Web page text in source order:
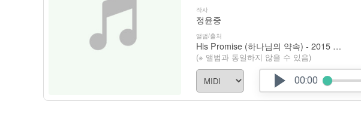
작사
정윤중
앨범/출처
His Promise (하나님의 약속) - 2015 NKUMC Live Worship
(※ 앨범과 동일하지 않을 수 있음)
00:00